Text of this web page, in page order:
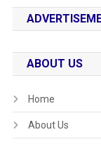
ABOUT US
Home
About Us